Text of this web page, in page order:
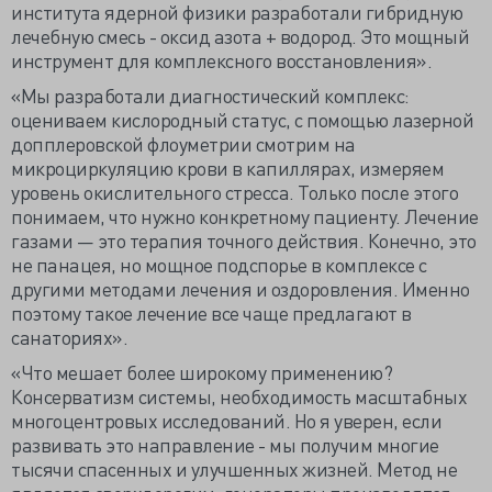
института ядерной физики разработали гибридную
лечебную смесь - оксид азота + водород. Это мощный
инструмент для комплексного восстановления».
«Мы разработали диагностический комплекс:
оцениваем кислородный статус, с помощью лазерной
допплеровской флоуметрии смотрим на
микроциркуляцию крови в капиллярах, измеряем
уровень окислительного стресса. Только после этого
понимаем, что нужно конкретному пациенту. Лечение
газами — это терапия точного действия. Конечно, это
не панацея, но мощное подспорье в комплексе с
другими методами лечения и оздоровления. Именно
поэтому такое лечение все чаще предлагают в
санаториях».
«Что мешает более широкому применению?
Консерватизм системы, необходимость масштабных
многоцентровых исследований. Но я уверен, если
развивать это направление - мы получим многие
тысячи спасенных и улучшенных жизней. Метод не